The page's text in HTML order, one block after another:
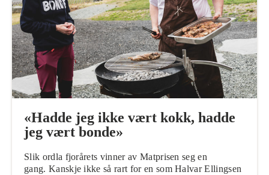
«Hadde jeg ikke vært kokk, hadde
jeg vært bonde»
Slik ordla fjorårets vinner av Matprisen seg en
gang. Kanskje ikke så rart for en som Halvar Ellingsen